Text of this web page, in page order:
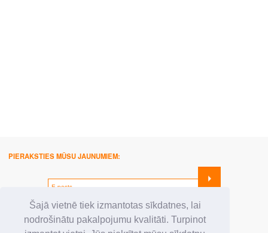
Šajā vietnē tiek izmantotas sīkdatnes, lai
nodrošinātu pakalpojumu kvalitāti. Turpinot
PIERAKSTIES MŪSU JAUNUMIEM:
SEKO MUMS: